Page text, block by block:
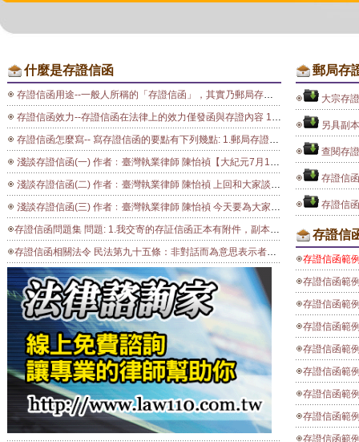
什麼是存證信函
存證信函用途--一般人所稱的「存證信函」，其實乃郵局存證信函的簡稱，顧名思義可說是一種具有保存證據效力的函件或書 信。所謂「存證信函」，就是經過郵局來證明發信日及發信內容為何的一種證明函件，達到告知義務的效果。其實存證信函最大的用途在於通知並警告對方，因此一 般人是不喜歡收到的！而存證信函需準備一式三份，其中郵局留存一份，以備日後萬一有訴訟或糾紛時可依此證明，此亦為郵局存證信函最重要的功能。 1. 存證信函是指藉由郵局證明信件內容及發信日期、收信日期的信件文書。 2. 存證信函僅能證明發信人在信中表達了一定的意思表示，而且收信者確實收到了信件。 3. 存證信函並不能夠代表發信者確實擁有信中敘述的權利，也不能夠代表收信者即負有信中所敘述或要求的義務。 4. 因為訴訟程序相當注重實質證據，書面證據的證明力比言詞證據的證明力要高出許多。因此寄存證信函主要的目的在於"確定曾經告知對方自己希望發生的法律效果"，以便將來雙方訴訟時，得提出存證信函作為訴訟證據。
存證信函效力--存證信函在法律上的效力僅發函與存證內容 1. 因一般信函沒有第三人可以做證，對方可以推說未收到或不知情，但存證信函則可以透過郵局幫您存證一份作為寄送的證明，如此便可以證明自己確實已告知對方欲告知的事項(意思表示)，以後如有爭議或訴訟的時候，便可以當作證據。 2. 存證信函最主要是要達成法律上『證據保存』、『告知』(一般告知、催告、解約等等)及防範未然的功用。 （1） 「證據保存」上的功能： 存證信函一定是採書面的方式，又載有發信人和收信人，與發信的時間，因此不會造成口說無憑的情形，將來如果為了某件事實有所爭議時，曾經發出的存證信函就是最好的呈堂供證。目前依據存證信函的證據功能，所能獲致法律上之效益，最顯著的有以下兩項 A.證明曾為意思表示(或通知)：最常運用於解除契約、終止契約、意思表示撤銷、承認、抵銷等。 B.證明時效之遵守：時效的遵守與否，往往是影響法律關係生效的要件。由於存證信函足以證明寄件人何時發信，何時收件，在時間上的證據力確定而不可動搖，這無論在請求權之消滅時效上或形成權之除斥期間上，「存證信函」都發揮出強大的證據功能。 （2） 防患未然的功能： 在許多民、刑事案件在告上法庭之前，只要當事人懂得在恰當時機寄出存證信函，無論是通知、催告、或警示對方，經常會使一些稍具法律常識的人，知所收斂，不敢妄為，或使對方不再存僥倖之心，而主動與對方達成協議或和解，甚至於履行應盡的義務，如此一來，不須漫長的訴訟，自然能達到保障權益的效果！
存證信函怎麼寫-- 寫存證信函的要點有下列幾點: 1.郵局存證信函須以雙掛號函件寄出，並需妥善保存函件送達後的回執證明。 2.向郵局購買存證信函用紙，一式最少三份。(寄件人、收件人、郵局三造各執一份，份數視收件人人數而增加)。 3.寫存證信函為達到預期的效果，須掌握時機與重點：應注意人(當事人)、事(事實經過)、時(發生時間)、地(發生地)、物(標的物)等重點。 4.信函內容應提到：「限收件人於x年x月x日前解決...，否則...」或「限收件人於文到x日內予以處理，否則...」。 (* 限x日：以七至十日為合理時日) (* 否則...：須具體表達訴求，如第五條所述) 5.寄件人務必清楚寫明「目的」：例如要求企業經營者應合理解決的方式，如退貨、退款、解除契約、減少價金等，千萬不要含糊、不清不楚。 6.書寫完成詳加檢查應具備的重點內容後至郵局以雙掛號寄發：書寫完成後應依前述重點詳加檢查再至郵局以雙掛號寄發，郵局承辦人員只會從形式上加以檢查，如錯字、用印、日期等的填寫，檢查無誤後即受理寄出。 7.存證信函的相關資料應妥善保存：郵局開立的寄信收據和寄件人持有的存證信函、及事後收到的「回執證明」明信片都需妥善保存。 8.存證信函正副本文字，如有塗改增刪，應於正副本之末註明「在某頁某行第幾格下塗改增刪若干字」字樣，加蓋寄件人印章。但每頁塗改增刪不得逾20字。 9.存證信函應由寄件人以書寫、複寫、打字或影印，製作成一式三份〈正本一份，副本二份〉並簽字或蓋章，收件人如為二人以上，依增加人數增製副本。但如寄件人不願自留副本者，得僅作成副本一份；如需增加副本由郵局證明者，增加之份數每份存證費減半繳付。 10存證信函主要需有明確告知對方，表明寄件人嚴正立場的重要意義並備作證據。所以存證信函如何書寫、簽章應該有所了解，才能真正發揮寄達存證信函後保障自己權益的功用。
淺談存證信函(一) 作者﹕臺灣執業律師 陳怡禎【大紀元7月16日訊】 生活法律常識 『存證信函』，大家是否一聽到就覺得胸口一緊，呼吸不順，只希望永遠不要跟這四個字發生關係。若是不幸收到別人寄來的存證信函，更是驚慌失措，不知是否將有大禍臨頭，而得天天向法院報到。 存證信函真的有那麼恐怖嗎？它在法律上代表什麼意義？若接獲存證信函應不應該回應？如何回應？今天就為各位讀者說明！存證信函，望文生義，就是指用以保存證據的信函。 保存什麼證據呢？說穿了，就是『某人曾向你發出一封存證信函』之事實，及『該封存證信函的內容為何』之事實。舉例來說，阿珠在八月八日向阿花借了一千塊錢，說好一個禮拜要還，一個禮拜之後，阿珠確實還了阿花一千塊錢。 但是過了三天，阿珠卻收到阿花寄來的存證信函，內容為：「阿珠：你在八月八號向我借一千塊錢，說好一個禮拜要還，今天已經八月十五號了，都沒看你拿錢來，限你收到此信後，馬上還錢，不然就等著吃上官司吧！ 阿花 上」若你是阿珠，接到這封信後，肯定氣得七竅生煙，明明就親自把錢拿給阿花的，怎麼會這樣含血噴人！但仔細一想，糟了，拿錢給阿花時既沒叫她簽收據，也沒半個人看到，上了法院不就百口莫辯，難道真的要再掏出一千塊錢給阿花。 先別著急！這封存證信函其實就是阿花對阿珠還錢的要求，就像平常口頭或電話要求阿珠還錢一樣，只是口說無憑，日後萬一對簿公堂，對於阿花是否對阿珠有過還錢的要求起了爭執，恐將各說各話，最好的方法就是以存證信函的方式。 將要對阿珠說的話寫成信函，到郵局發出，存證信函一式三份，阿珠、阿花、郵局各有一份，以雙掛號方式寄給阿珠，阿珠是否有收到存證信函以回執為證。若對通知的內容有爭執，即調出郵局留存之存證信函比對，如此一來，是否有收到這封信及信的內容如何就清清楚楚了。 所以阿花的存證信函能證明的只有兩件事，一是阿珠的確在八月十八號收到信函，一是阿花信中內容是要求阿珠還錢。 但是，除此之外，阿珠是否真的有向阿花借一千塊，縱然有借，約定清償的期限多久，是否真的到期沒還等事實，該封存證信函均無法有效地證明，萬一進入訴訟程序雙方就這些事實有爭執，仍須由負舉證責任之人證明該些事實。 絕不會因為阿花發了該封存證信函就使得她信中所有的內容都變成無庸置疑的事實，日後即使進入訴訟程序，上述那些事實該由阿花舉證的〈如：有借一千塊錢、約定一個禮拜還錢〉，阿花仍應舉證以使法官採信，若無法證明，仍有可能被判敗訴，所以阿珠無須太過著急！ 那麼阿珠是否應對阿花的存證信函做出回應呢？如何回應較為洽當呢？且待下回分曉。
淺談存證信函(二) 作者﹕臺灣執業律師 陳怡禎 上回和大家談到了存證信函的法律上效力，今天接著為大家說明應如何回應一封存證信函。 如同上次所說的存證信函只有證明『存證信函發出』此一事實，及『存證信函本身內容為何』之效力，至於它的內容對不對，你和發信人間是否真的發生了那些事實，就不是單單靠這封存證信函就可以證明的。 所以正常情況下其實你可以不需要理會該封存證信函，毋庸作出任何回應，日後進入訴訟，依法應由對方負舉證責任之事項，對方仍應善盡其舉證責任，不會因存證信函而有所改變。就拿阿珠和阿花的糾紛來說，如果阿花日後上法院告阿珠，要求阿珠將欠的一千塊錢還來。 〈附帶一提，這邊阿花應該是以原告的身分向民事法院起訴，請求阿珠還錢，法院調查結果若認為阿花說的有理由，就會以判決方式命阿珠還阿花一千塊錢。完全是欠債還錢的問題，不會牽涉到坐牢等刑責的問題喔，千萬不要以為上法院就是坐牢、判刑、有罪、無罪等，那是刑事審判系統，但其實民事審判系統才是和一般人的財產權益最息息相關的〉 那麼阿珠到底應不應該還阿花一千塊錢呢？在回答這個問題之前，我們先碰到的第一個問題是『阿花到底有沒有借阿珠一千塊錢？』，所謂有借有還，當然要先有借錢的事實，那麼這個事實要由誰來證明呢？在訴訟慣例上是由擔任原告的阿花要負責證明曾經拿出一千塊錢借給阿珠，如果阿花沒有辦法證明，那麼將慘遭敗訴的命運喔！ 阿花可以拿雙方簽立的借據〈這是最好的證明資料〉，或匯款單，或是隔壁的阿明有看到也可以請他作證，總之要想辦法讓法官相信你曾經拿錢出來借阿珠才可以，這個部分的舉證是無法以存證信函代替的。 當然這時阿珠如果認為有借錢是事實，沒有必要否認，也可以直接就跟法官說：「她是有借我一千塊錢沒錯，但是我已經還她了。」，這樣一來阿珠就是承認阿花借一千塊錢給她的事實，而阿珠既然承認，阿花就沒有必要再舉證了，阿花借一千塊錢給阿珠的事實確定存在，這樣訴訟中就叫做『自認』。那既然有借錢，當然就應該還錢啦！「可是我不是說已經還她了嗎？！」，為什麼法官聽話只聽一半呢？就是因為阿花並不承認阿珠還錢的事實，所以她才會起訴要求還錢嘛！ 兩造各執一詞，這時再次出現舉證責任的問題，即「阿珠已經還阿花一千塊錢」的事實應由誰負責證明？很不幸的，在法律上這次舉證責任落到了阿珠頭上，阿珠必須拿出證據讓法官相信你已經將錢還給阿花了，像匯款單、轉帳紀錄或收據等都是很有力的證據，如果都沒有任何證據可以說服法官，那麼法官將會認定阿珠沒有還一千塊錢給阿花，加上雙方無爭執的「阿花借一千塊錢給阿花」的事實，如此一來，法院認定的事實就是『阿花曾經借阿珠一千塊錢，但阿珠沒有還錢』，於是就會判決阿花勝訴，阿珠應該還阿花一千塊錢。 至此讀者會疑惑那存證信函呢？存證信函在本案其實並沒有派上用場，因為阿珠是直接說她已經還錢了，假設今天阿珠是抗辯「我們當初沒確定哪一天還錢，只說儘量，是阿花沒有叫我還呀，不是我不還」，這時候阿花馬上拿出那封存證信函為證，那麼阿花曾經在什麼時候要阿珠還錢的事時就清清楚楚了，阿珠縱使仍爭執不休，也沒有用，因為在這個時候存證信函的效力可是很強的。 行文至此，突然發現有些離題，偏向訴訟的舉證責任，如何回應存證信函也還沒好好解釋，而且為什麼阿花v.s.阿珠的訴訟最後會變成那樣，這些問題請容我下回再行分解。
淺談存證信函(三) 作者﹕臺灣執業律師 陳怡禎 今天要為大家來說明『應如何回應一封存證信函』。 但是這其實很難有一個放諸四海皆準的答案。法律關係本即多元，再投射到千變萬化的日常生活事實，各種枝微末節、大同小異之處都足以衍生出不同的變化，若不了解雙方的故事，絕無法作出一正確、周全的建議。若真的要提出一可以一體適用、最不容易出錯的建議的話，我會建議「不、要、回、應」。 大家對於這個答案或許有些愕然，請大家先回想一下前兩回的內容，對方的存證信函在法律上的效力是什麼？就是「發函」及「信函內容」之證明而已。但是其內容是否確為事實，真正進入訴訟程序時，仍應由負舉證責任之人證明，絕會不因為一封存證信函，法官就相信他說的都是事實。 既然這樣，就算他信函說的內容不實，與其馬上爭辯回去，不如以靜制動，等待他的下一歩行動〈正當合法的管道是向法院起訴，其他不法的討債管道不包括之，若有，建議要保存信函或準備錄音錄影存證，以向警方報案〉。等進入司法程序，看法官如何指示，再作回應。這是最保守、也最保險的作法，除了上述的原因之外，更是為了避免因為您的回應使自己日後於訴訟上陷入不利的地位。 舉我們阿珠和阿花為例，如果阿珠在接到阿花要錢的存證信函後，也馬上回了一封存證信函，說「錢我已經在○月○日還你了」，那麼日後在訴訟中將發生舉證責任轉換的效果，阿花將以阿珠的存證信函為證據，證明阿珠確實有和她借錢，免除自己證明有借錢給阿珠的責任。而阿珠雖然主張已經還錢，但是這部分的舉證責任是在阿珠，若阿珠沒有辦法證明，法官就會判阿珠敗訴喔。 怎麼會這樣，可是阿珠明明已經還了阿花，而且阿珠確實有向阿花借錢，難道要說謊嗎？所以我的建議就是稍安勿躁，先別急著回函，等到阿花真的起訴，法官一定會先問阿花「你說借錢，有什麼證據？」，這時阿花就要想辦法舉證，當然法官可能也會順便問一下阿珠「你有沒有跟阿花借錢？」，這時阿珠可以說「這應該要由阿花舉證」，如果阿花沒辦法證明的話，他會遭到敗訴的判決。 但如果阿花能夠證明，阿珠此時就要說「就算有借，我也已經還了」，並舉證證明，這時候法官可能會對你說的話打折扣，所以其實這並不是最好的辦法，但這也是在阿花勢必會否認阿珠已經還錢的情況下不得已的做法。 各位讀者，最好的做法是不管作什麼事都要留下證據，像借錢給人家，除了要簽借據外，盡可能用匯款、轉帳或支票的方式，將錢交付，若沒辦法，也一定要對方拿到錢時在借據上簽收「已收到借款若干元」。 大部分的人都以為只要簽了借據就萬無一失了，錯了！因為在法律上借錢是一種要物契約，就是除非已經把錢交給對方了，否則契約都不算成立，就算你們簽了借據，也不算，因為那只是你們說好要借錢，但是不是真的有把錢交給對方，還是有疑問，所以切記！切記！一定要對將借款交付這個行為留下證據。 不只是借錢，還錢或任何牽涉到金錢給付的行為〈交房租、付訂金……〉，都是如此，請盡量以匯款或任何可以留下證據的方式，千萬不要直接拿現金給對方，也沒讓對方簽收，這樣以後發生爭執時吃虧的可是自己喔，不怕一萬，只怕萬一呀 。 最後，不要回應是在不了解個案事實的情況下，筆者所能作出最保險、較能適用於多數情況的建議，但對每一個個案而言，肯定不會是最好的建議，所以您如果接到存證信函，讀過後完全無法了解他到底在說什麼，建議您請教專業人士，不一定是律師，現在有許多地方提供免費的法律諮詢服務，如：縣市政府、鄉公所都有定期的法律諮詢時間，或設有法律系的大學通常假日也會有諮詢服務，作初步的諮詢，以決定您的下一歩。
存證信函問題集 問題: 1.我交寄的存証信函正本有附件，副本也需要寄附件嗎？ 回答: 是的，正本具有附件者，副本亦須具備，如無法製備者，應以照片或影本代替。 問題: 2.存証信函費用怎麼計算？ 回答: 存證信函存證費首頁50元，續頁每頁或附件每張25元。 問題: 3.我一年前交寄的存証信函可以查閱嗎？要付費嗎？ 回答: 存證信函存局之副本，在3年保存期內，寄件人得交驗原執據，申請查閱。申請查閱， 按申請時現行存證費半數交付查閱費。 問題: 4.我一年前交寄的存証信函可以另具副本申請證明嗎？要付費嗎？ 回答: 存證信函存局之副本，在3年保存期內，寄件人得交驗原執據，另具副本申請證明。 申請證明者，按申請時現行存證費半數交付證明費。 問題: 5.存証信函可以用外國文字書寫嗎？ 回答: 書寫存證信函限用本國文字，每格限寫1字，述及外國人名或事物名稱須引用原文者， 得用外國文字書寫。 問題: 6.存証信函文字寫錯了，可以塗改嗎？ 回答: 可以的，但存證信函內文字如有塗改增刪，應於備註欄內註明，並由寄件人簽章，每頁 塗改增刪不得逾20字。 問題: 7.同時交寄2件存証信函，僅收件人姓名、地址不同者，要怎麼辦理？費用怎麼計算？ 回答: 存證信函如同時交寄2件以上，其內容完全相同，僅收件人姓名、地址不同者，得作成 總副本2份，並將各收件人姓名、地址另紙聯記一併交與郵局。 除第1件外，餘件按存証費減半收費。 問題: 8.存証信函有什麼用途？ 回答: 各類國內掛號信函交寄時，以內容完全相同之副本留存郵局備作證據者，稱為存證信函。 當事人交寄存証信函，於必要時，可資舉証，但郵局對存証信函之証明，以其正副本之 內容相同為限。 問題: 9.交寄存証信函，要用一定的格式用紙書寫嗎？貴局有提供格式，讓我們從電腦列印使用嗎？ 回答: 是的，存證信函須用郵局規定的格式用紙，請向郵局洽購；如使用電腦自製者，其項目 及印就之文字應與郵局製售者完全相同，紙張尺寸可用A4紙，此外，存證信函用紙電子檔 格式可從本公司網站下載，網址如下：http://www.post.gov.tw/
存證信函相關法令 民法第九十五條：非對話而為意思表示者，其意思表示，以通知達到相對人時，發生效力。但撤回之通知，同時或先時到達者，不在此限。表意人於發出通知後死亡或喪失行為能力，或其行為能力受限制者，其意思表示，不因之失其效力。 郵件處理規則： 第 三 條：中華郵政公司對於寄件人交寄郵件之內容，除存證信函留存郵局之副本外，不予證明。 第三十四條：掛號信函交寄時，加付存證相關資費，依中華郵政公司規定方式繕寫，以內容完全相同之副本留存郵局備作證據者，為存證信函。 存證信函留存郵局之副本，自交寄日起，由郵局保存三年，期滿後銷燬之。
郵局存
大宗存
另具副
查閱存
存證信
存證信
存證信
存證信函範
存證信函範
存證信函範
存證信函範
存證信函範
存證信函範
存證信函範
存證信函範
存證信函範